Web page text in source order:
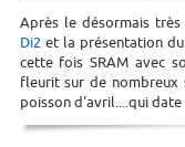
Après le désormais
Di2et la présentation
cette fois SRAM avec
fleurit sur de nombreux
poisson d'avril....qui date